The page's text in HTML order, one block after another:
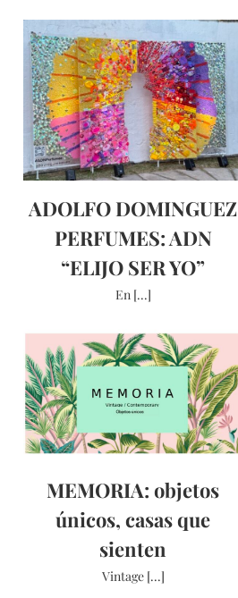
ADOLFO DOMINGUEZ
PERFUMES: ADN
“ELIJO SER YO”
En [...]
MEMORIA: objetos
únicos, casas que
sienten
Vintage [...]